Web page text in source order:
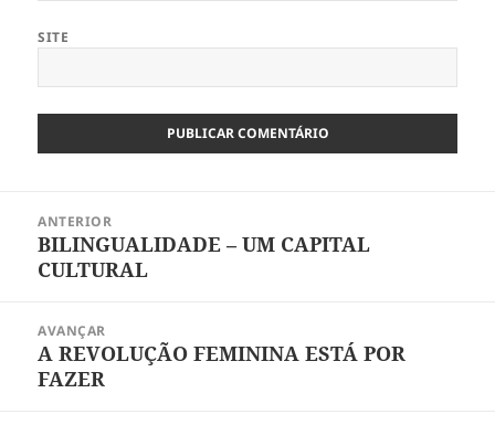
SITE
artigos
ANTERIOR
Artigo
anterior:
BILINGUALIDADE – UM CAPITAL
CULTURAL
AVANÇAR
Artigo
seguinte:
A REVOLUÇÃO FEMININA ESTÁ POR
FAZER